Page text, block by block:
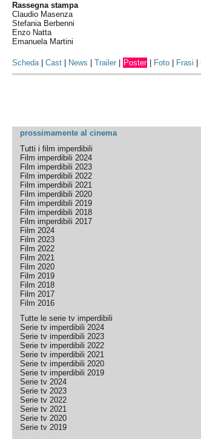
Rassegna stampa
Claudio Masenza
Stefania Berbenni
Enzo Natta
Emanuela Martini
Scheda|Cast News |Trailer Poster Foto Frasi
prossimamente al cinema
Tutti i film imperdibili
Film imperdibili 2024
Film imperdibili 2023
Film imperdibili 2022
Film imperdibili 2021
Film imperdibili 2020
Film imperdibili 2019
Film imperdibili 2018
Film imperdibili 2017
Film 2024
Film 2023
Film 2022
Film 2021
Film 2020
Film 2019
Film 2018
Film 2017
Film 2016
Tutte le serie tv imperdibili
Serie tv imperdibili 2024
Serie tv imperdibili 2023
Serie tv imperdibili 2022
Serie tv imperdibili 2021
Serie tv imperdibili 2020
Serie tv imperdibili 2019
Serie tv 2024
Serie tv 2023
Serie tv 2022
Serie tv 2021
Serie tv 2020
Serie tv 2019